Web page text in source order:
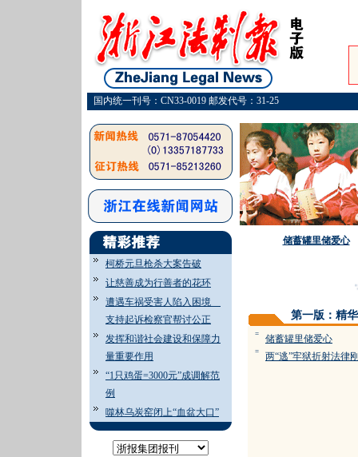
国内统一刊号：CN33-0019 邮发代号：31-25
柯桥元旦枪杀大案告破
让慈善成为行善者的花环
遭遇车祸受害人陷入困境
支持起诉检察官帮讨公正
发挥和谐社会建设和保障力
量重要作用
“1只鸡蛋=3000元”成调解范
例
噬林乌炭窑闭上“血盆大口”
储蓄罐里储爱心
第一版：精
= 储蓄罐里储爱心
= 两“逃”牢狱折射法律